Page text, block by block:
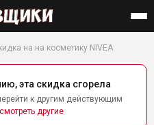
Найти
на на косметику NIVEA
эта скидка сгорела
к другим действующим
другие